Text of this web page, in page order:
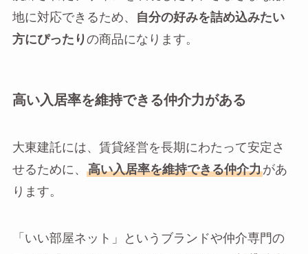
地に対応できるため、
自分の好みを詰め込みたい
方にぴったりの商品になります。
高い入居率を維持できる仲介力がある
大東建託には、賃貸経営を長期にわたって安定さ
せるために、
高い入居率を維持できる仲介力があ
ります。
「いい部屋ネット」というブランドや仲介専門の